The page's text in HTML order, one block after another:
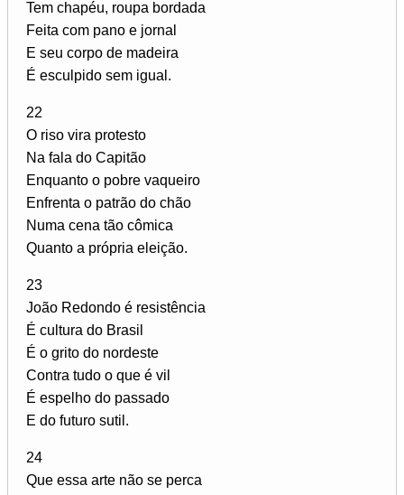
Tem chapéu, roupa bordada
Feita com pano e jornal
E seu corpo de madeira
É esculpido sem igual.
22
O riso vira protesto
Na fala do Capitão
Enquanto o pobre vaqueiro
Enfrenta o patrão do chão
Numa cena tão cômica
Quanto a própria eleição.
23
João Redondo é resistência
É cultura do Brasil
É o grito do nordeste
Contra tudo o que é vil
É espelho do passado
E do futuro sutil.
24
Que essa arte não se perca